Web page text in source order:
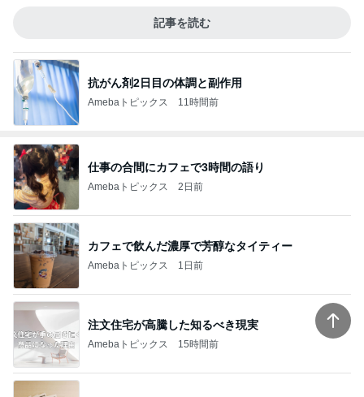
記事を読む
抗がん剤2日目の体調と副作用
Amebaトピックス 11時間前
仕事の合間にカフェで3時間の語り
Amebaトピックス 2日前
カフェで飲んだ濃厚で芳醇なタイティー
Amebaトピックス 1日前
注文住宅が高騰した知るべき現実
Amebaトピックス 15時間前